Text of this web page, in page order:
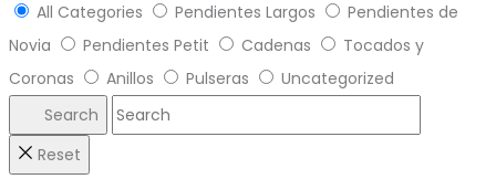
All Categories Pendientes Largos
Pendientes de
Novia
Pendientes Petit Cadenas
Tocados y
Coronas
Anillos Pulseras
Uncategorized
Search
Reset